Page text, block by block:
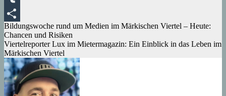
Tumblr
Teilen
Beitragsnavigation
Bildungswoche rund um Medien im Märkischen Viertel – Heute:
Chancen und Risiken
Viertelreporter Lux im Mietermagazin: Ein Einblick in das Leben im
Märkischen Viertel